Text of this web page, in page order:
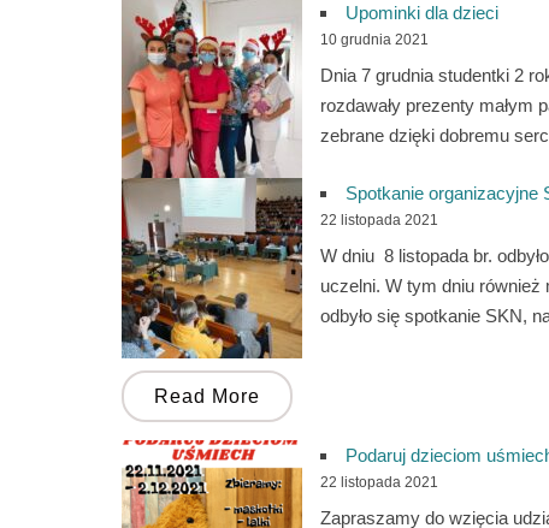
Upominki dla dzieci
10 grudnia 2021
Dnia 7 grudnia studentki 2
rozdawały prezenty
zebrane dzięki dobremu
Spotkanie organizacyjne
22 listopada 2021
W dniu 8 listopada br.
uczelni. W tym dniu również
odbyło się spotkanie SKN,
Read More
Podaruj dzieciom
22 listopada 2021
Zapraszamy do wzięcia